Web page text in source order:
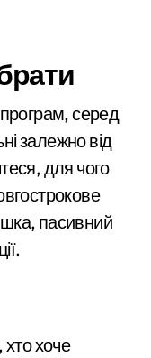
серед
залежно від
для чого
пасивний
хоче